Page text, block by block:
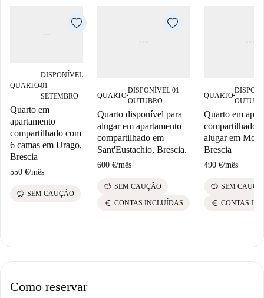
QUARTO■
DISPONÍVEL
01
SETEMBRO
Quarto em
apartamento
compartilhado com
6 camas em Urago,
Brescia
550 €/mês
savings SEM CAUÇÃO
QUARTO■
DISPONÍVEL 01
OUTUBRO
Quarto disponível para
alugar em apartamento
compartilhado em
Sant'Eustachio, Brescia.
600 €/mês
savings SEM CAUÇÃO
euro CONTAS INCLUÍDAS
QUARTO■
Quarto em
compartilhado
alugar em
Brescia
490 €/mês
savings SEM
euro CONTAS
Como reservar